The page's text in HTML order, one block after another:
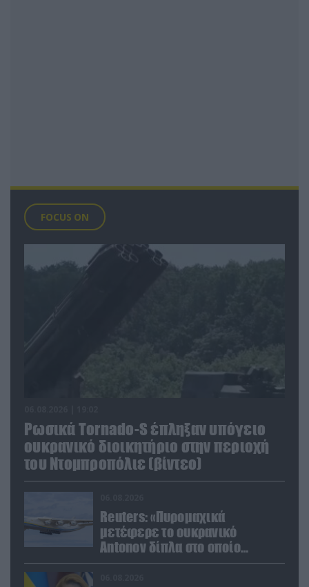
FOCUS ON
Ρωσικά Tornado-S έπληξαν υπόγειο
ουκρανικό διοικητήριο στην περιοχή
του Ντομπροπόλιε (βίντεο)
Reuters: «Πυρομαχικά
μετέφερε το ουκρανικό
Antonov δίπλα στο οποίο
βρέθηκε το drone στη Λειψία»